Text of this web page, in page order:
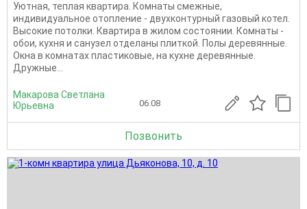
Уютная, теплая квартира. Комнаты смежные,
индивидуальное отопление - двухконтурный газовый котел.
Высокие потолки. Квартира в жилом состоянии. Комнаты -
обои, кухня и санузел отделаны плиткой. Полы деревянные.
Окна в комнатах пластиковые, на кухне деревянные.
Дружные...
Макарова Светлана
Юрьевна
06.08
Позвонить